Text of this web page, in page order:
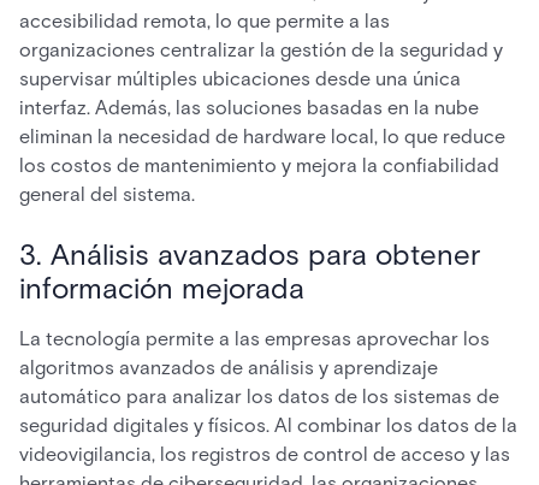
accesibilidad remota, lo que permite a las
organizaciones centralizar la gestión de la seguridad y
supervisar múltiples ubicaciones desde una única
interfaz. Además, las soluciones basadas en la nube
eliminan la necesidad de hardware local, lo que reduce
los costos de mantenimiento y mejora la confiabilidad
general del sistema.
3. Análisis avanzados para obtener
información mejorada
La tecnología permite a las empresas aprovechar los
algoritmos avanzados de análisis y aprendizaje
automático para analizar los datos de los sistemas de
seguridad digitales y físicos. Al combinar los datos de la
videovigilancia, los registros de control de acceso y las